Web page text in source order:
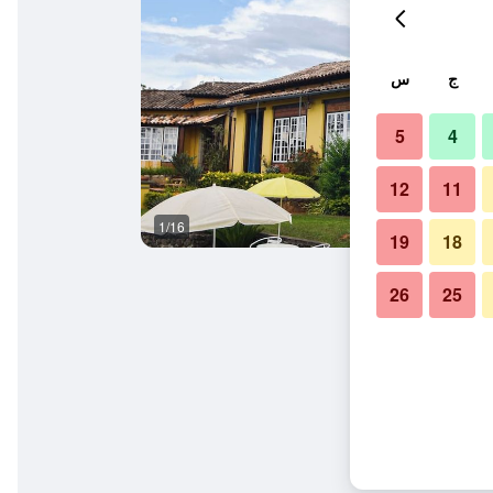
1/16
ج س
4
5
11
12
18
19
25
26